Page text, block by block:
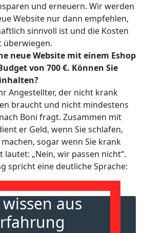
und erneuern. Wir werden
Website nur dann empfehlen,
sinnvoll ist und die Kosten
überwiegen.
neue Website mit einem Eshop
von 700 €. Können Sie
Angestellter, der nicht krank
braucht und nicht mindestens
Boni fragt. Zusammen mit
er Geld, wenn Sie schlafen,
sogar wenn Sie krank
lautet: „Nein, wir passen nicht“.
spricht eine deutliche Sprache:
aus